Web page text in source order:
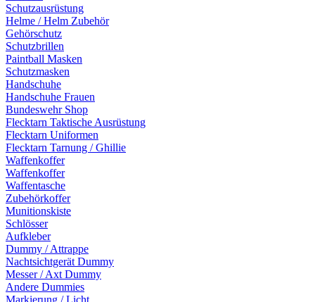
Schutzausrüstung
Helme / Helm Zubehör
Gehörschutz
Schutzbrillen
Paintball Masken
Schutzmasken
Handschuhe
Handschuhe Frauen
Bundeswehr Shop
Flecktarn Taktische Ausrüstung
Flecktarn Uniformen
Flecktarn Tarnung / Ghillie
Waffenkoffer
Waffenkoffer
Waffentasche
Zubehörkoffer
Munitionskiste
Schlösser
Aufkleber
Dummy / Attrappe
Nachtsichtgerät Dummy
Messer / Axt Dummy
Andere Dummies
Markierung / Licht